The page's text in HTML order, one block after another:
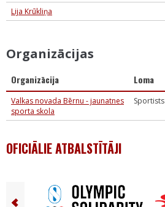
Lija Krūkliņa
Organizācijas
Organizācija Loma
Valkas novada Bērnu - jaunatnes
sporta skola
Sportists
OFICIĀLIE ATBALSTĪTĀJI